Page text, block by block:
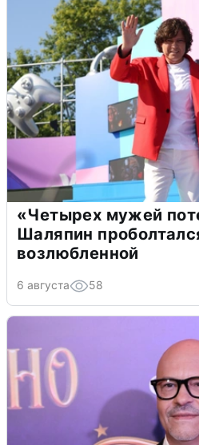
«Четырех мужей
Шаляпин
возлюбленной
6 августа 58